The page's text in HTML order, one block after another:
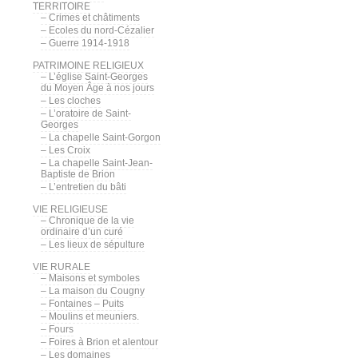
TERRITOIRE
– Crimes et châtiments
– Ecoles du nord-Cézalier
– Guerre 1914-1918
PATRIMOINE RELIGIEUX
– L’église Saint-Georges
du Moyen Âge à nos jours
– Les cloches
– L’oratoire de Saint-
Georges
– La chapelle Saint-Gorgon
– Les Croix
– La chapelle Saint-Jean-
Baptiste de Brion
– L’entretien du bâti
VIE RELIGIEUSE
– Chronique de la vie
ordinaire d’un curé
– Les lieux de sépulture
VIE RURALE
– Maisons et symboles
– La maison du Cougny
– Fontaines – Puits
– Moulins et meuniers.
– Fours
– Foires à Brion et alentour
– Les domaines